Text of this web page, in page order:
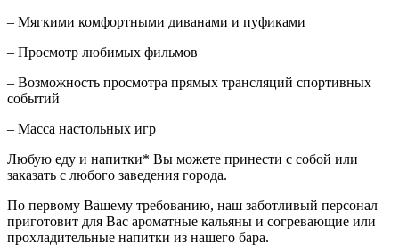
– Мягкими комфортными диванами и пуфиками
– Просмотр любимых фильмов
– Возможность просмотра прямых трансляций спортивных
событий
– Масса настольных игр
Любую еду и напитки* Вы можете принести с собой или
заказать с любого заведения города.
По первому Вашему требованию, наш заботливый персонал
приготовит для Вас ароматные кальяны и согревающие или
прохладительные напитки из нашего бара.